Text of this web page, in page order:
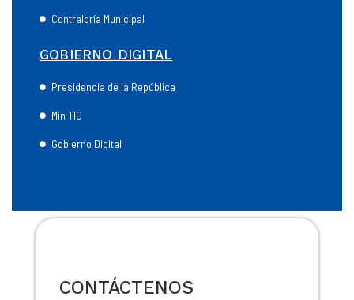
Contraloría Municipal
GOBIERNO DIGITAL
Presidencia de la República
Min TIC
Gobierno Digital
CONTÁCTENOS